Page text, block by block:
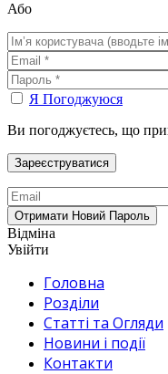
Або
Я Погоджуюся
Ви погоджуєтесь, що
Відміна
Увійти
Головна
Розділи
Статті та Огляди
Новини і події
Контакти